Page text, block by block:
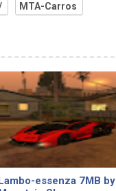
MTA-Carros
essenza 7MB by